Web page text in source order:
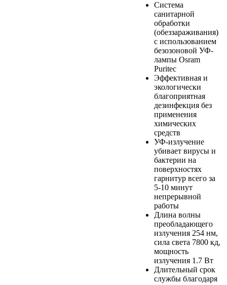
Система
санитарной
обработки
(обеззараживания)
с использованием
безозоновой УФ-
лампы Osram
Puritec
Эффективная и
экологически
благоприятная
дезинфекция без
применения
химических
средств
УФ-излучение
убивает вирусы и
бактерии на
поверхностях
гарнитур всего за
5-10 минут
непрерывной
работы
Длина волны
преобладающего
излучения 254 нм,
сила света 7800 кд,
мощность
излучения 1.7 Вт
Длительный срок
службы благодаря